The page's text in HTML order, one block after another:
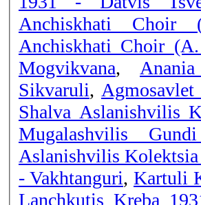
Anchiskhati Choir
Anchiskhati Choir
Mogvikvana,
Sikvaruli,
Shalva Aslanishvilis
Mugalashvilis
Aslanishvilis Kolektsia
- Vakhtanguri, Kartuli